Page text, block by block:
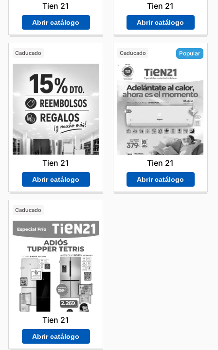
Tien 21
Abrir catálogo
Tien 21
Abrir catálogo
Caducado
Tien 21
Abrir catálogo
Caducado Popular
Tien 21
Abrir catálogo
Caducado
Tien 21
Abrir catálogo